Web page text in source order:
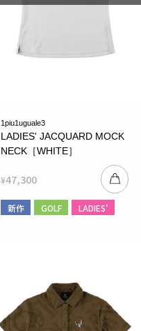
1piu1uguale3
LADIES' JACQUARD MOCK
NECK［WHITE］
¥47,300
新作 GOLF LADIES'